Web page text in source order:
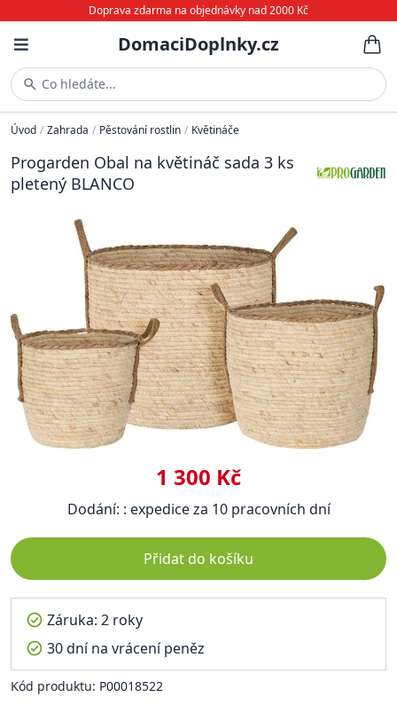
Doprava zdarma na objednávky nad 2000 Kč
DomaciDoplnky.cz
Co hledáte...
Úvod / Zahrada / Pěstování rostlin / Květináče
Progarden Obal na květináč sada 3 ks
pletený BLANCO
1 300 Kč
Dodání: : expedice za 10 pracovních dní
Přidat do košíku
Záruka: 2 roky
30 dní na vrácení peněz
Kód produktu: P00018522